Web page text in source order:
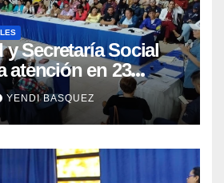
Secretaría Social
atención en 23
YENDI BASQUEZ